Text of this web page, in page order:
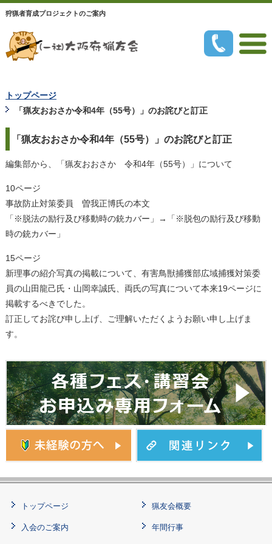
狩猟者育成プロジェクトのご案内
トップページ
「猟友おおさか令和4年（55号）」のお詫びと訂正
「猟友おおさか令和4年（55号）」のお詫びと訂正
編集部から、「猟友おおさか 令和4年（55号）」について
10ページ
事故防止対策委員 曽我正博氏の本文
「※脱法の励行及び移動時の銃カバー」→「※脱包の励行及び移動
時の銃カバー」
15ページ
新理事の紹介写真の掲載について、有害鳥獣捕獲部広域捕獲対策委
員の山田龍己氏・山岡幸誠氏、両氏の写真について本来19ページに
掲載するべきでした。
訂正してお詫び申し上げ、ご理解いただくようお願い申し上げま
す。
トップページ 猟友会概要
入会のご案内 年間行事